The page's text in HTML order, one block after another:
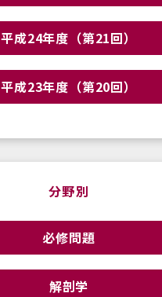
平成24年度（第21回）
平成23年度（第20回）
分野別
必修問題
解剖学